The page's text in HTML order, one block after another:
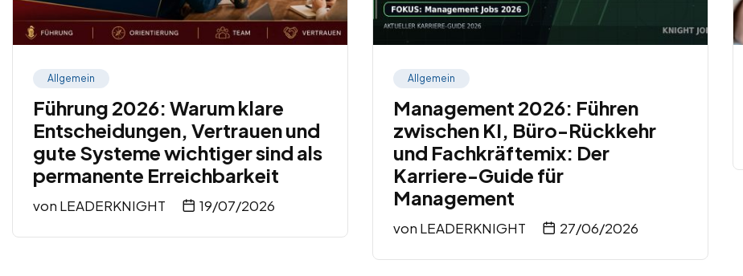
Allgemein
Führung 2026: Warum klare
Entscheidungen, Vertrauen und
gute Systeme wichtiger sind als
permanente Erreichbarkeit
von LEADERKNIGHT 19/07/2026
Allgemein
Management 2026: Führen
zwischen KI, Büro-Rückkehr
und Fachkräftemix: Der
Karriere-Guide für
Management
von LEADERKNIGHT 27/06/2026